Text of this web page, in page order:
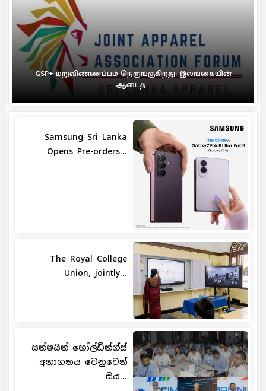
GSP+ மறுவிண்ணப்பம் நெருங்குகிறது: இலங்கையின்
ஆடைத்...
Samsung Sri Lanka
Opens Pre-orders...
The Royal College
Union, jointly...
සන්ෂයින් හෝල්ඩින්ග්ස්
අනාගතය වෙනුවෙන්
සිය...